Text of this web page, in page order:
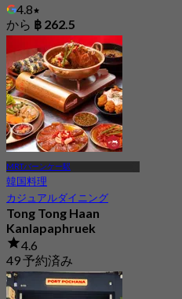
4.8
から ฿ 262.5
MRTバーンケー駅
韓国料理
カジュアルダイニング
Tong Tong Haan
Kanlapaphruek
4.6
49 予約済み
から฿ 295